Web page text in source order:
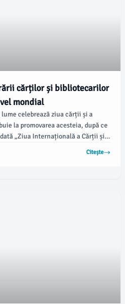
cărților și bibliotecarilor
mondial
celebrează ziua cărții și a
la promovarea acesteia, după ce
„Ziua Internațională a Cărții și a
ai literaturii universale, William
Citește